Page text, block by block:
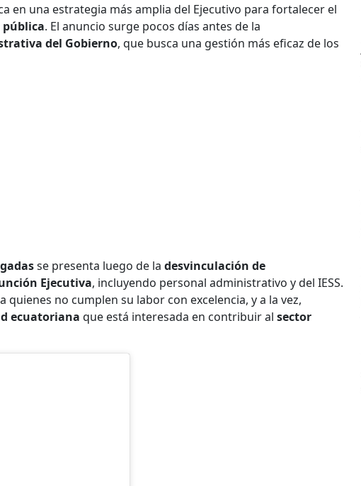
en una estrategia más amplia del Ejecutivo para fortalecer el
. El anuncio surge pocos días antes de la
del Gobierno, que busca una gestión más eficaz de los
se presenta luego de la desvinculación de
Ejecutiva, incluyendo personal administrativo y del IESS.
no cumplen su labor con excelencia, y a la vez,
ecuatoriana que está interesada en contribuir al sector